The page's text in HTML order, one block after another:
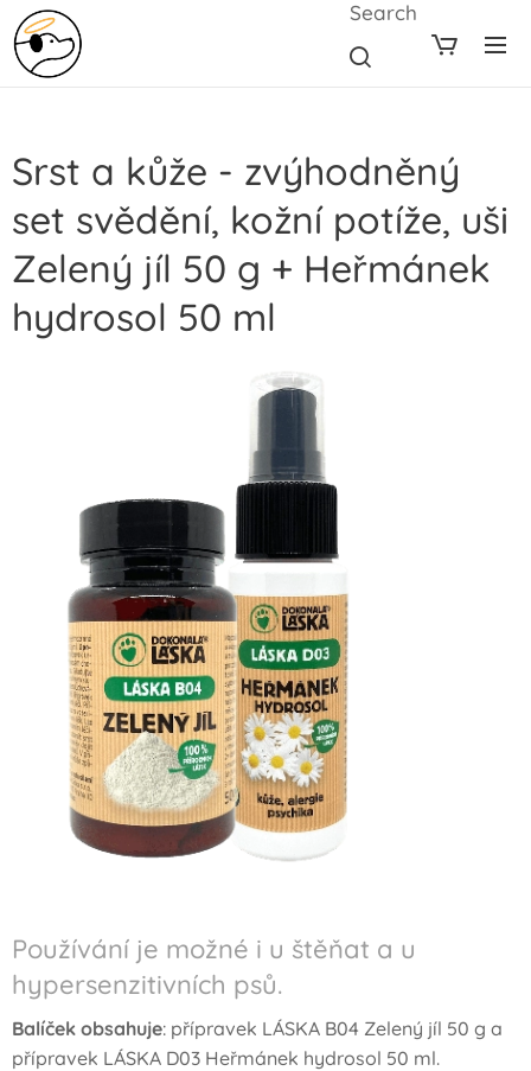
Search
Srst a kůže - zvýhodněný
set svědění, kožní potíže, uši
Zelený jíl 50 g + Heřmánek
hydrosol 50 ml
Používání je možné i u štěňat a u
hypersenzitivních psů.
Balíček obsahuje: přípravek LÁSKA B04 Zelený jíl 50 g a
přípravek LÁSKA D03 Heřmánek hydrosol 50 ml.